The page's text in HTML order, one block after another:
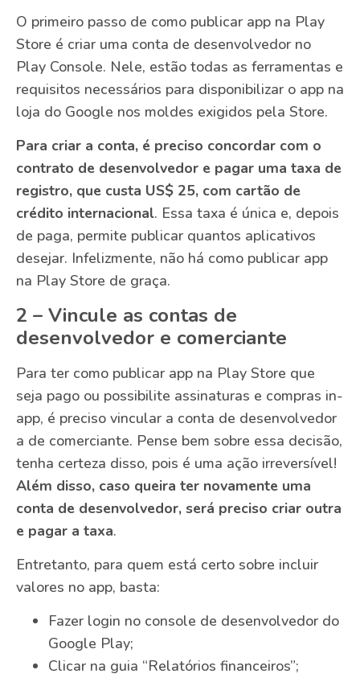
O primeiro passo de como publicar app na Play
Store é criar uma conta de desenvolvedor no
Play Console. Nele, estão todas as ferramentas e
requisitos necessários para disponibilizar o app na
loja do Google nos moldes exigidos pela Store.
Para criar a conta, é preciso concordar com o
contrato de desenvolvedor e pagar uma taxa de
registro, que custa US$ 25, com cartão de
crédito internacional. Essa taxa é única e, depois
de paga, permite publicar quantos aplicativos
desejar. Infelizmente, não há como publicar app
na Play Store de graça.
2 – Vincule as contas de
desenvolvedor e comerciante
Para ter como publicar app na Play Store que
seja pago ou possibilite assinaturas e compras in-
app, é preciso vincular a conta de desenvolvedor
a de comerciante. Pense bem sobre essa decisão,
tenha certeza disso, pois é uma ação irreversível!
Além disso, caso queira ter novamente uma
conta de desenvolvedor, será preciso criar outra
e pagar a taxa.
Entretanto, para quem está certo sobre incluir
valores no app, basta:
Fazer login no console de desenvolvedor do
Google Play;
Clicar na guia “Relatórios financeiros”;